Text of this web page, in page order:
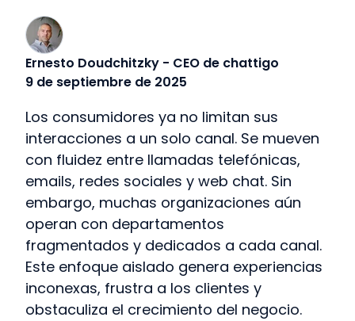
Ernesto Doudchitzky - CEO de chattigo
9 de septiembre de 2025
Los consumidores ya no limitan sus
interacciones a un solo canal. Se mueven
con fluidez entre llamadas telefónicas,
emails, redes sociales y web chat. Sin
embargo, muchas organizaciones aún
operan con departamentos
fragmentados y dedicados a cada canal.
Este enfoque aislado genera experiencias
inconexas, frustra a los clientes y
obstaculiza el crecimiento del negocio.